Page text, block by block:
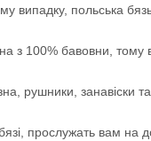
випадку, польська
з 100% бавовни,
рушники, занавіски
прослужать вам на